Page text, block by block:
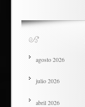
agosto 2026
julio 2026
abril 2026